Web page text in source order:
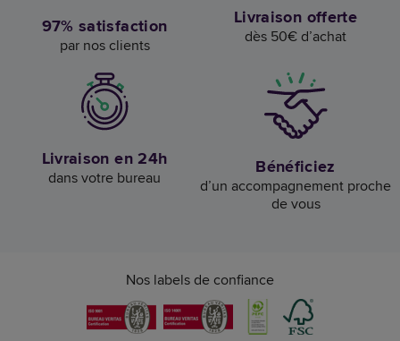
97% satisfaction
par nos clients
Livraison offerte
dès 50€ d’achat
Livraison en 24h
dans votre bureau Bénéficiez
d’un accompagnement proche
de vous
Nos labels de confiance